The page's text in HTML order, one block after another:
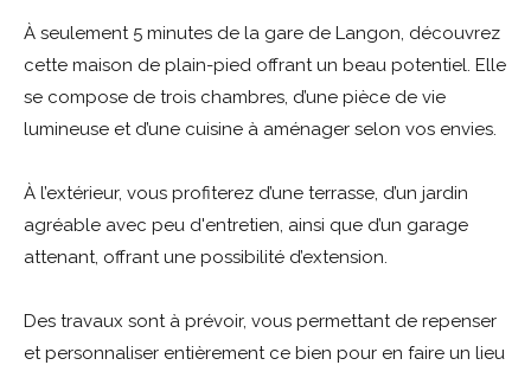
À seulement 5 minutes de la gare de Langon, découvrez
cette maison de plain-pied offrant un beau potentiel. Elle
se compose de trois chambres, d’une pièce de vie
lumineuse et d’une cuisine à aménager selon vos envies.
À l’extérieur, vous profiterez d’une terrasse, d’un jardin
agréable avec peu d'entretien, ainsi que d’un garage
attenant, offrant une possibilité d’extension.
Des travaux sont à prévoir, vous permettant de repenser
et personnaliser entièrement ce bien pour en faire un lieu